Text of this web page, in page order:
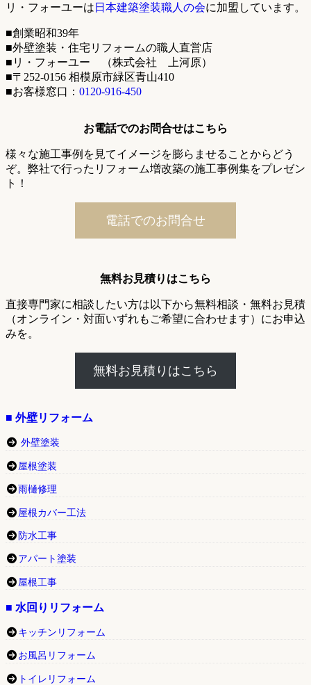
リ・フォーユーは 日本建築塗装職人の会に加盟しています。
■創業昭和39年
■外壁塗装・住宅リフォームの職人直営店
■リ・フォーユー （株式会社 上河原）
■〒252-0156 相模原市緑区青山410
■お客様窓口： 0120-916-450
お電話でのお問合せはこちら
様々な施工事例を見てイメージを膨らませることからどう
ぞ。弊社で行ったリフォーム増改築の施工事例集をプレゼン
ト！
電話でのお問合せ
無料お見積りはこちら
直接専門家に相談したい方は以下から無料相談・無料お見積
（オンライン・対面いずれもご希望に合わせます）にお申込
みを。
無料お見積りはこちら
■ 外壁リフォーム
外壁塗装
屋根塗装
雨樋修理
屋根カバー工法
防水工事
アパート塗装
屋根工事
■ 水回りリフォーム
キッチンリフォーム
お風呂リフォーム
トイレリフォーム